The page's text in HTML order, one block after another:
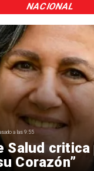
Salud
Corazón”
a las 9:55
NACIONAL